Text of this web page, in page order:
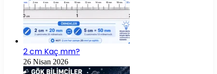
2 cm Kaç mm?
26 Nisan 2026